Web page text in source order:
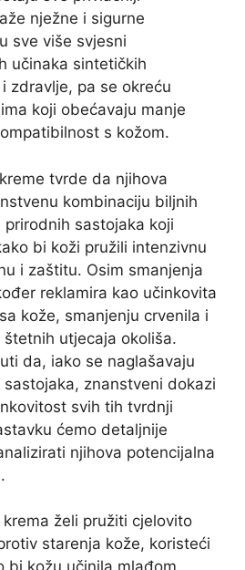
nježne i sigurne
sve više svjesni
učinaka sintetičkih
zdravlje, pa se okreću
koji obećavaju manje
s kožom.
tvrde da njihova
kombinaciju biljnih
sastojaka koji
bi koži pružili intenzivnu
i zaštitu. Osim smanjenja
reklamira kao učinkovita
kože, smanjenju crvenila i
utjecaja okoliša.
da, iako se naglašavaju
znanstveni dokazi
svih tih tvrdnji
ćemo detaljnije
njihova potencijalna
želi pružiti cjelovito
starenja kože, koristeći
bi kožu učinila mlađom,